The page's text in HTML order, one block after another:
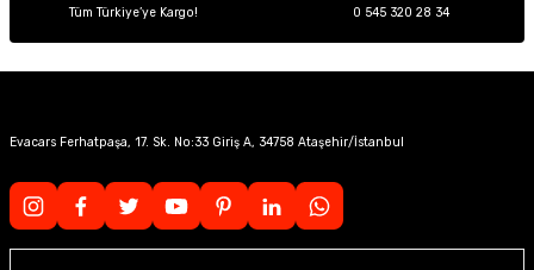
Tüm Türkiye’ye Kargo! 0 545 320 28 34
Evacars Ferhatpaşa, 17. Sk. No:33 Giriş A, 34758 Ataşehir/İstanbul